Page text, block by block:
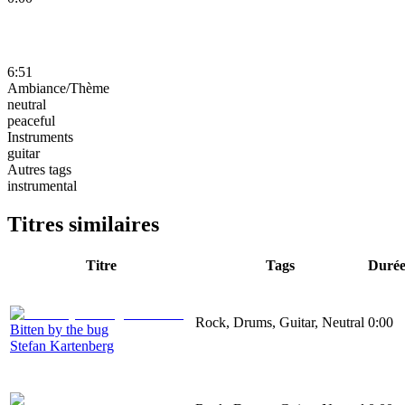
6:51
Ambiance/Thème
neutral
peaceful
Instruments
guitar
Autres tags
instrumental
Titres similaires
Titre Tags Durée
Bitten by the bug
Stefan Kartenberg
Rock, Drums, Guitar, Neutral 0:00